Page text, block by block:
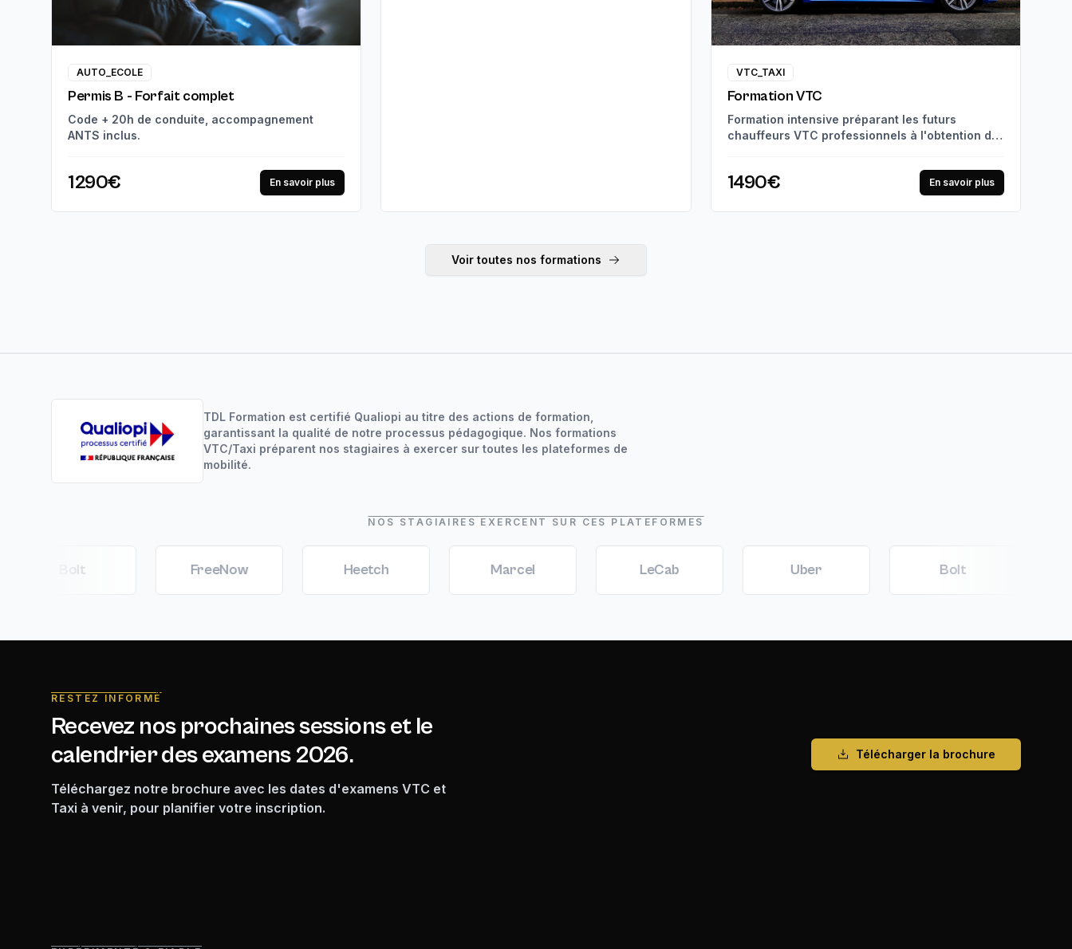
AUTO_ECOLE
Permis B - Forfait complet
Code + 20h de conduite, accompagnement
ANTS inclus.
1290€ En savoir plus
VTC_TAXI
Formation VTC
Formation intensive préparant les futurs
chauffeurs VTC professionnels à l'obtention de
et mises en situation réelles, jusqu'à la
certification professionnelle. 97% de réussite à
1490€ En savoir plus
Voir toutes nos formations
TDL Formation est certifié Qualiopi au titre des actions de formation,
garantissant la qualité de notre processus pédagogique. Nos formations
VTC/Taxi préparent nos stagiaires à exercer sur toutes les plateformes de
mobilité.
NOS STAGIAIRES EXERCENT SUR CES PLATEFORMES
FreeNow
RESTEZ INFORMÉ
Recevez nos prochaines sessions et le
calendrier des examens 2026.
Téléchargez notre brochure avec les dates d'examens VTC et
Taxi à venir, pour planifier votre inscription.
Télécharger la brochure